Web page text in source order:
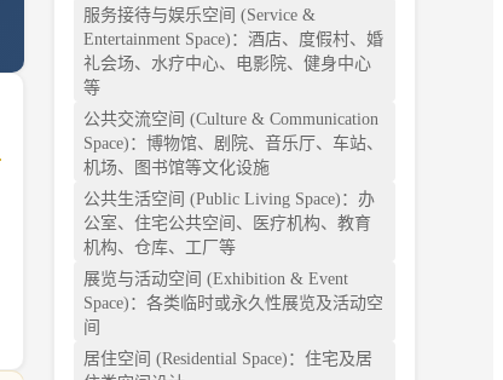
服务接待与娱乐空间 (Service &
Entertainment Space)：酒店、度假村、婚
礼会场、水疗中心、电影院、健身中心
等
公共交流空间 (Culture & Communication
Space)：博物馆、剧院、音乐厅、车站、
机场、图书馆等文化设施
公共生活空间 (Public Living Space)：办
公室、住宅公共空间、医疗机构、教育
机构、仓库、工厂等
展览与活动空间 (Exhibition & Event
Space)：各类临时或永久性展览及活动空
间
居住空间 (Residential Space)：住宅及居